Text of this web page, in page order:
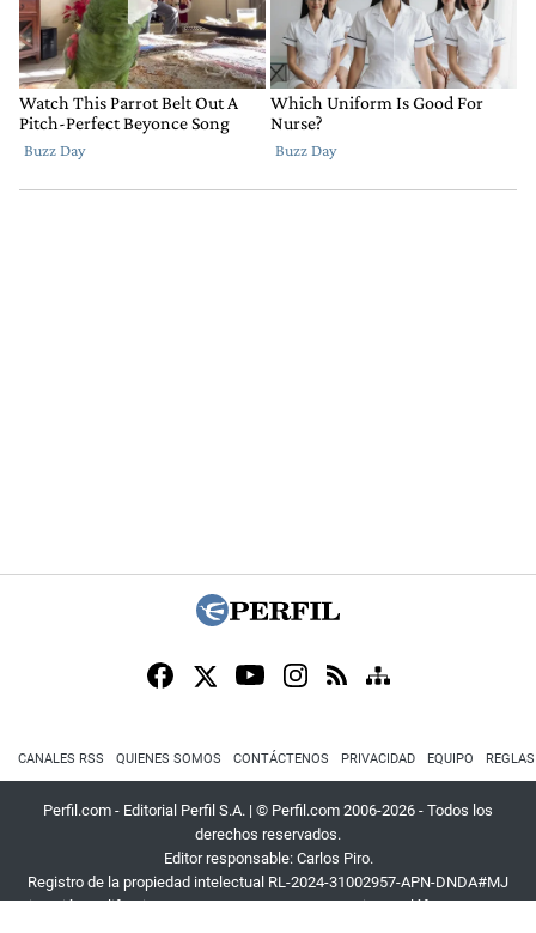
CANALES RSS QUIENES SOMOS CONTÁCTENOS PRIVACIDAD EQUIPO
Perfil.com - Editorial Perfil S.A. | © Perfil.com 2006-2026 - Todos los
derechos reservados.
Editor responsable: Carlos Piro.
Registro de la propiedad intelectual RL-2024-31002957-APN-DNDA#MJ
Dirección:California 2715,C1289ABI,CABA, Argentina| Teléfono:+54 9 11